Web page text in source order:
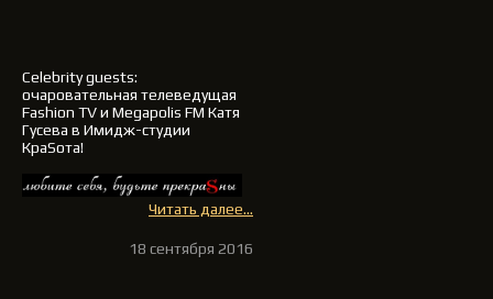
Celebrity guests:
очаровательная телеведущая
Fashion TV и Megapolis FM Катя
Гусева в Имидж-студии
КраSота!
Читать далее...
18 сентября 2016